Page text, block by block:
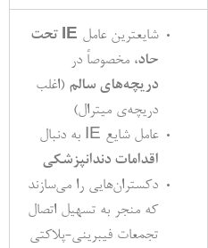
شایعترین عامل IE تحت
حاد، مخصوصاً در
دریچه‌­های سالم (اغلب
دریچه­‌ی میترال)
عامل شایع IE به دنبال
اقدامات دندانپزشکی
دکستران‌­هایی را می­‌سازند
که منجر به تسهیل اتصال
تجمعات فیبرینی-پلاکتی